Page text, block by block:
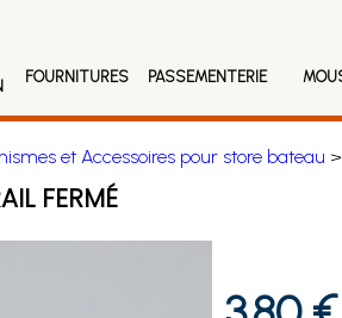
FOURNITURES PASSEMENTERIE
et Accessoires pour store bateau
FERMÉ